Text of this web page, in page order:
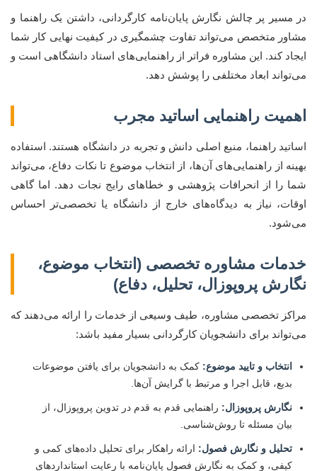
در مسیر پر چالش نگارش پایان‌نامه کارگردانی، داشتن یک راهنما و
مشاور متخصص می‌تواند تفاوت چشمگیری در کیفیت نهایی کار شما
ایجاد کند. این مشاوره فراتر از راهنمایی‌های استاد دانشگاهی است و
می‌تواند ابعاد مختلفی را پوشش دهد.
اهمیت راهنمایی اساتید مجرب
اساتید راهنما، منبع اصلی دانش و تجربه در دانشگاه هستند. استفاده
بهینه از راهنمایی‌های آن‌ها، از انتخاب موضوع تا نکات دفاع، می‌تواند
شما را از انحرافات پژوهشی و خطاهای رایج نجات دهد. اما گاهی
اوقات، نیاز به دیدگاه‌های خارج از دانشگاه یا تخصصی‌تر احساس
می‌شود.
خدمات مشاوره تخصصی (انتخاب موضوع،
نگارش پروپوزال، تحلیل، دفاع)
مراکز تخصصی مشاوره، طیف وسیعی از خدمات را ارائه می‌دهند که
می‌تواند برای دانشجویان کارگردانی بسیار مفید باشد:
انتخاب و تایید موضوع: کمک به دانشجویان برای یافتن موضوعات
بدیع، قابل اجرا و مرتبط با گرایش آن‌ها.
نگارش پروپوزال: راهنمایی قدم به قدم در تدوین پروپوزال، از
بیان مسئله تا روش‌شناسی.
تحلیل و نگارش فصول: ارائه راهکار برای تحلیل داده‌های کمی و
کیفی، و کمک به نگارش فصول پایان‌نامه با رعایت استانداردهای